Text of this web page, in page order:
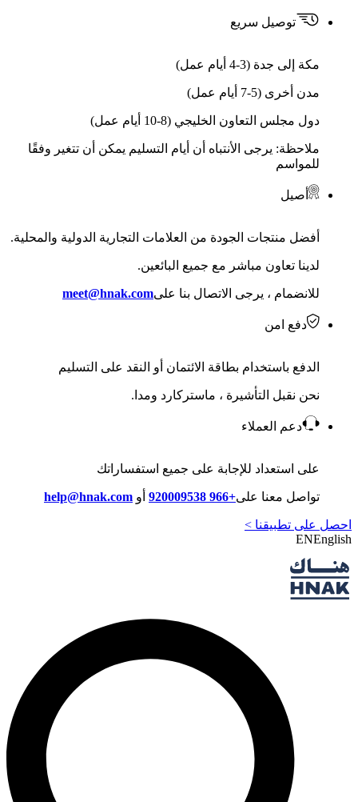
توصيل سريع
مكة إلى جدة (3-4 أيام عمل)
مدن أخرى (5-7 أيام عمل)
دول مجلس التعاون الخليجي (8-10 أيام عمل)
ملاحظة: يرجى الأنتباه أن أيام التسليم يمكن أن تتغير وفقًا
للمواسم
أصيل
أفضل منتجات الجودة من العلامات التجارية الدولية والمحلية.
لدينا تعاون مباشر مع جميع البائعين.
للانضمام ، يرجى الاتصال بنا علىmeet@hnak.com
دفع امن
الدفع باستخدام بطاقة الائتمان أو النقد على التسليم
نحن نقبل التأشيرة ، ماستركارد ومدا.
دعم العملاء
على استعداد للإجابة على جميع استفساراتك
تواصل معنا على+966 920009538 أو help@hnak.com
احصل على تطبيقنا >
ENEnglish